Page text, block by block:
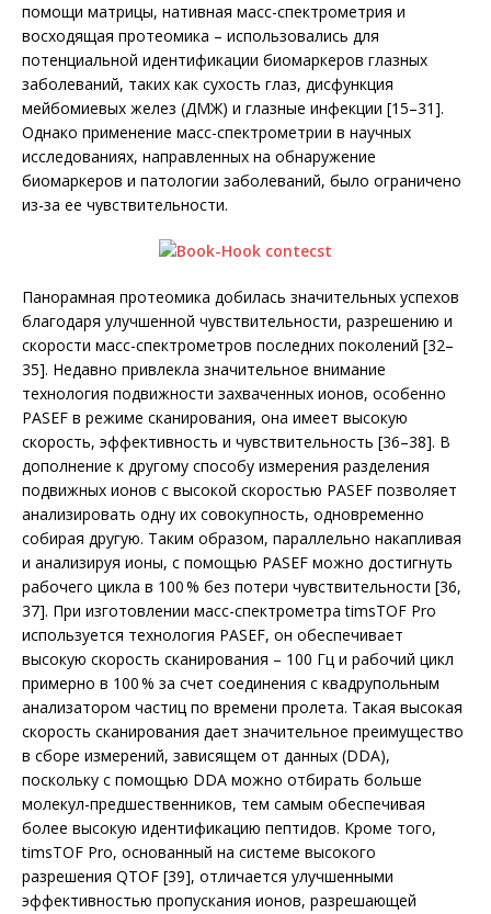
помощи матрицы, нативная масс-спектрометрия и
восходящая протеомика – использовались для
потенциальной идентификации биомаркеров глазных
заболеваний, таких как сухость глаз, дисфункция
мейбомие­вых желез (ДМЖ) и глазные инфекции [15–31].
Однако применение масс-спектрометрии в научных
исследованиях, направленных на обнаружение
биомаркеров и патологии заболеваний, было ограничено
из-за ее чувствительности.
Панорамная протеомика добилась значительных успехов
благодаря улучшенной чувствительности, разрешению и
скорости масс-спектрометров последних поколений [32–
35]. Недавно привлекла значительное внимание
технология по­движности захваченных ионов, особенно
PASEF в режиме сканирования, она имеет высокую
скорость, эффективность и чувствительность [36–38]. В
дополнение к другому способу измерения разделения
подвижных ионов с высокой скоростью PASEF позволяет
анализировать одну их совокупность, одновременно
собирая другую. Таким образом, параллельно накапливая
и анализируя ионы, с помощью PASEF можно достигнуть
рабочего цик­ла в 100 % без потери чувствительности [36,
37]. При изготовлении масс-спектрометра timsTOF Pro
используется технология PASEF, он обеспечивает
высокую скорость сканирования – 100 Гц и рабочий цикл
примерно в 100 % за счет соединения с квадрупольным
анализатором частиц по времени пролета. Такая высокая
скорость сканирования дает значительное преимущество
в сборе измерений, зависящем от данных (DDA),
поскольку с помощью DDA можно отбирать больше
молекул-предшественников, тем самым обеспечивая
более высокую идентификацию пептидов. Кроме того,
timsTOF Pro, основанный на системе высокого
разрешения QTOF [39], отличается улучшенными
эффективностью пропускания ионов, разрешающей